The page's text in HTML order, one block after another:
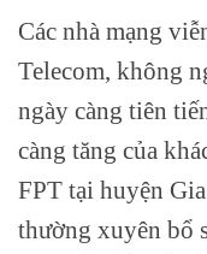
Các nhà mạng
Telecom, không
ngày càng tiên
càng tăng của
FPT tại huyện
thường xuyên bổ